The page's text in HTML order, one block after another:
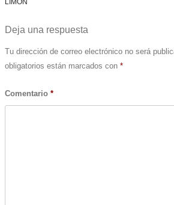
Post navigation
LIMON
Deja una respuesta
Tu dirección de correo electrónico no será
obligatorios están marcados con *
Comentario *